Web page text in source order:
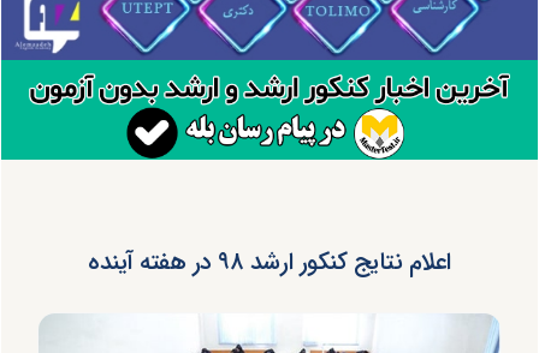
اعلام نتایج کنکور ارشد ۹۸ در هفته آینده